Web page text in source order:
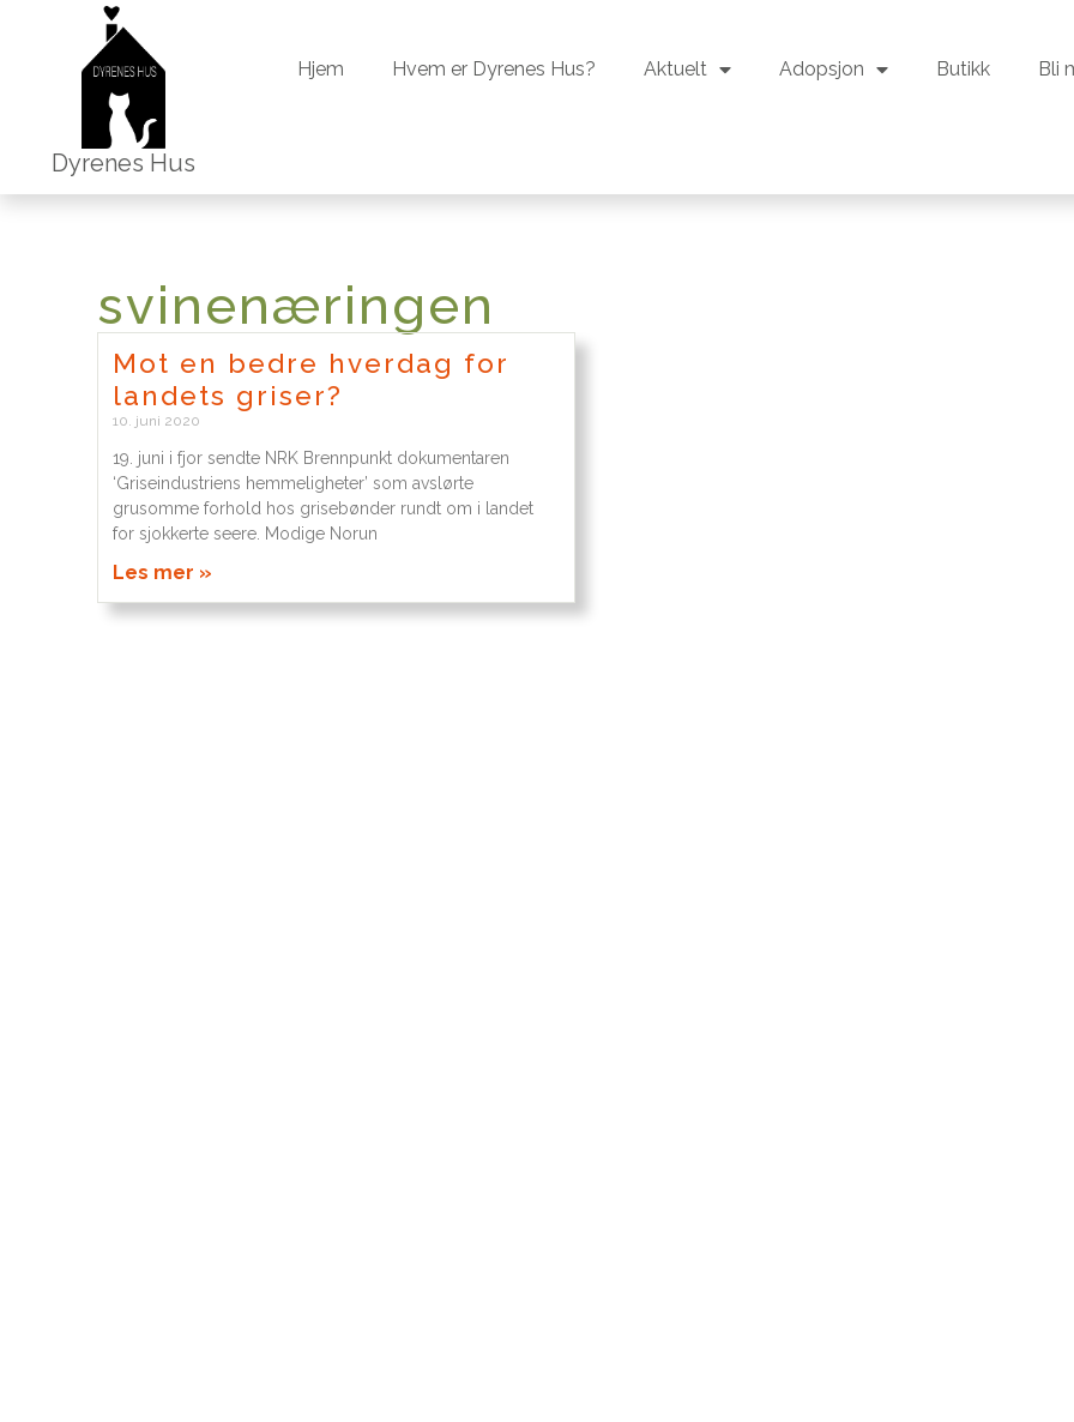
Dyrenes Hus
Hjem Hvem er Dyrenes Hus? Aktuelt Adopsjon Butikk Bli
svinenæringen
Mot en bedre hverdag for
landets griser?
10. juni 2020
19. juni i fjor sendte NRK Brennpunkt dokumentaren
‘Griseindustriens hemmeligheter’ som avslørte
grusomme forhold hos grisebønder rundt om i landet
for sjokkerte seere. Modige Norun
Les mer »